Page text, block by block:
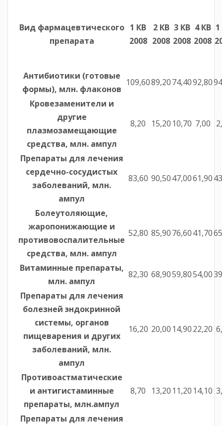
Вид фармацевтического
препарата
1 КВ
2008
2 КВ
2008
3 КВ
2008
4 КВ
2008
Антибиотики (готовые
формы), млн. флаконов
109,6089,2074,4092,80
Кровезаменители и
другие
плазмозамещающие
средства, млн. ампул
8,20 15,20 10,70 7,00
Препараты для лечения
сердечно-сосудистых
заболеваний, млн.
ампул
83,60 90,5047,0061,90
Болеутоляющие,
жаропонижающие и
противовоспалительные
средства, млн. ампул
52,80 85,9076,6041,70
Витаминные препараты,
млн. ампул
82,30 68,9059,8054,00
Препараты для лечения
болезней эндокринной
системы, органов
пищеварения и других
заболеваний, млн.
ампул
16,20 20,00 14,9022,20
Противоастматические
и антигистаминные
препараты, млн.ампул
8,70 13,20 11,20 14,10
Препараты для лечения